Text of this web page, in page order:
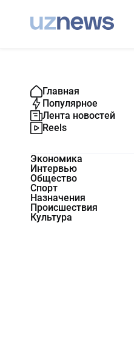
Главная
Популярное
Лента новостей
Reels
Экономика
Интервью
Общество
Спорт
Назначения
Происшествия
Культура